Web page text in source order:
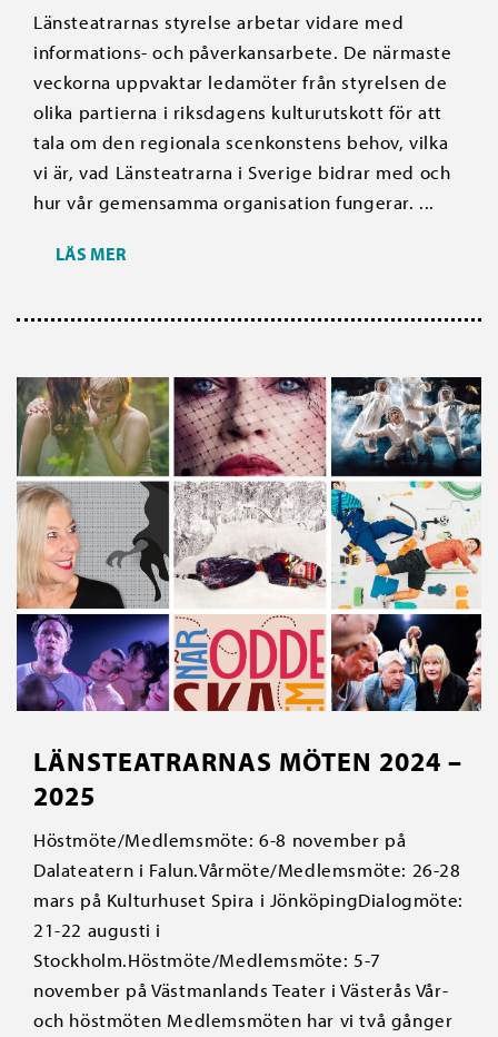
Länsteatrarnas styrelse arbetar vidare med
informations- och påverkansarbete. De närmaste
veckorna uppvaktar ledamöter från styrelsen de
olika partierna i riksdagens kulturutskott för att
tala om den regionala scenkonstens behov, vilka
vi är, vad Länsteatrarna i Sverige bidrar med och
hur vår gemensamma organisation fungerar. ...
LÄS MER
LÄNSTEATRARNAS MÖTEN 2024 –
2025
Höstmöte/Medlemsmöte: 6-8 november på
Dalateatern i Falun.Vårmöte/Medlemsmöte: 26-28
mars på Kulturhuset Spira i JönköpingDialogmöte:
21-22 augusti i
Stockholm.Höstmöte/Medlemsmöte: 5-7
november på Västmanlands Teater i Västerås Vår-
och höstmöten Medlemsmöten har vi två gånger